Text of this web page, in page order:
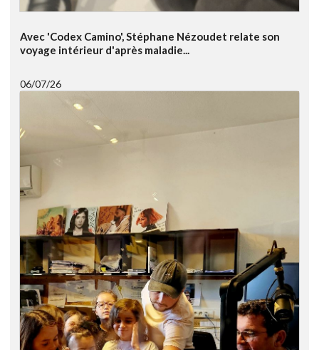
Avec 'Codex Camino', Stéphane Nézoudet relate son
voyage intérieur d'après maladie...
06/07/26